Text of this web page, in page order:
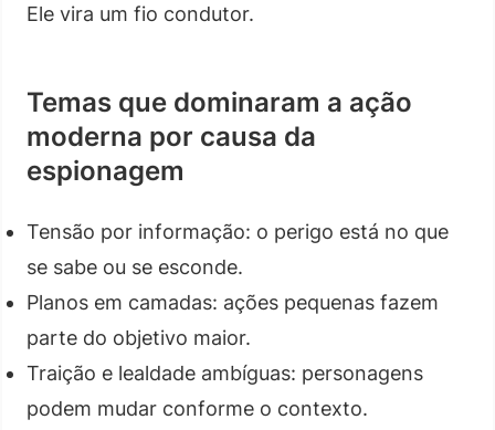
Ele vira um fio condutor.
Temas que dominaram a ação
moderna por causa da
espionagem
Tensão por informação: o perigo está no que
se sabe ou se esconde.
Planos em camadas: ações pequenas fazem
parte do objetivo maior.
Traição e lealdade ambíguas: personagens
podem mudar conforme o contexto.